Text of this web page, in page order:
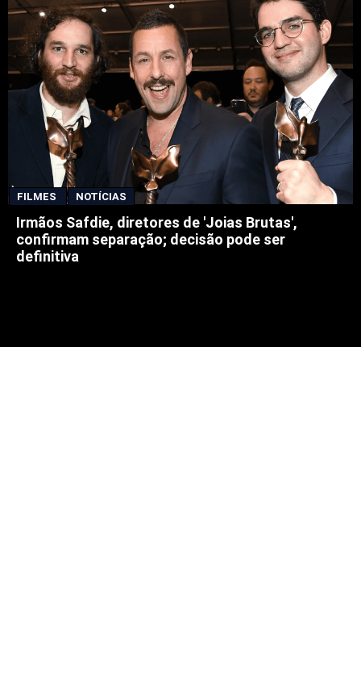
FILMES NOTÍCIAS
Irmãos Safdie, diretores de 'Joias Brutas',
confirmam separação; decisão pode ser
definitiva